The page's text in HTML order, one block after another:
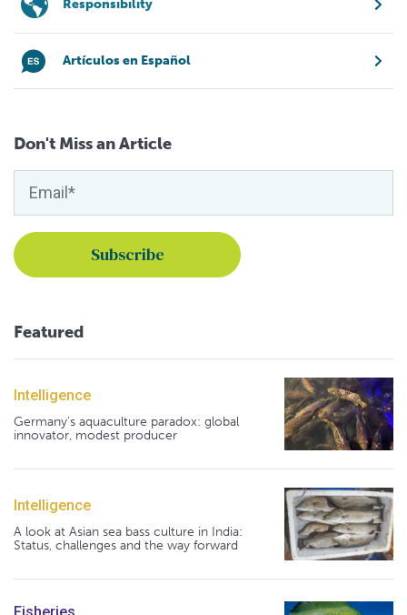
Responsibility
Artículos en Español
Don't Miss an Article
Featured
Intelligence
Germany's aquaculture paradox: global
innovator, modest producer
Intelligence
A look at Asian sea bass culture in India:
Status, challenges and the way forward